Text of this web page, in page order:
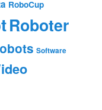
RoboCup
Roboter
Software